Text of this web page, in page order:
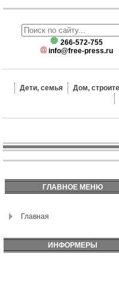
266-572-755
info@free-press.ru
Дети, семья Дом,
ГЛАВНОЕ МЕНЮ
Главная
ИНФОРМЕРЫ